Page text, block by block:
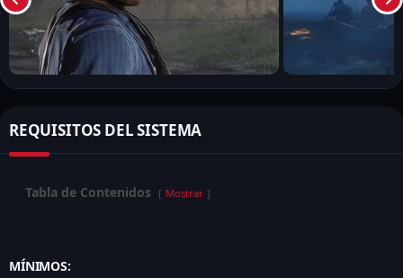
Si es necesario, completa el proceso de compra
proporcionando la información de pago requerida.
Paso 4: Descarga e Instala
sigue las instrucciones en pantalla para instalarlo en tu PC.
Características Destacadas
destacar entre otros juegos de mundo abierto. Aquí hay
REQUISITOS DEL SISTEMA
Tabla de Contenidos Mostrar
MÍNIMOS: